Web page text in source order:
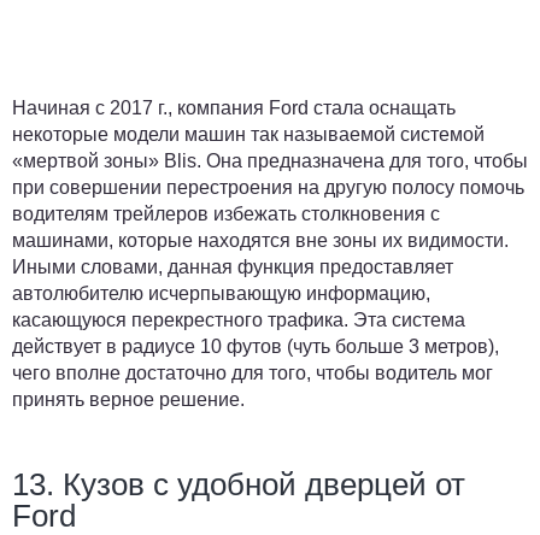
Начиная с 2017 г., компания Ford стала оснащать
некоторые модели машин так называемой системой
«мертвой зоны» Blis. Она предназначена для того, чтобы
при совершении перестроения на другую полосу помочь
водителям трейлеров избежать столкновения с
машинами, которые находятся вне зоны их видимости.
Иными словами, данная функция предоставляет
автолюбителю исчерпывающую информацию,
касающуюся перекрестного трафика. Эта система
действует в радиусе 10 футов (чуть больше 3 метров),
чего вполне достаточно для того, чтобы водитель мог
принять верное решение.
13. Кузов с удобной дверцей от
Ford